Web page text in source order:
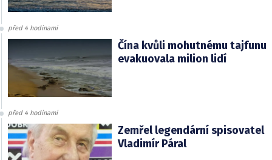
před 4 hodinami
Čína kvůli mohutnému tajfunu
evakuovala milion lidí
před 4 hodinami
Zemřel legendární spisovatel
Vladimír Páral